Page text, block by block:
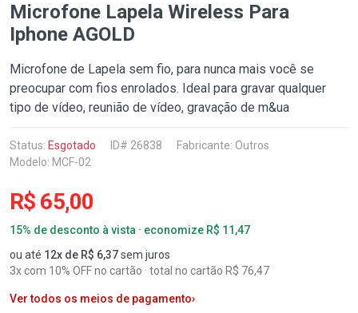
Microfone Lapela Wireless Para
Iphone AGOLD
Microfone de Lapela sem fio, para nunca mais você se
preocupar com fios enrolados. Ideal para gravar qualquer
tipo de vídeo, reunião de vídeo, gravação de m&ua
Status: Esgotado ID# 26838 Fabricante: Outros
Modelo: MCF-02
R$ 65,00
15% de desconto à vista · economize R$ 11,47
ou até 12x de R$ 6,37sem juros
3x com 10% OFF no cartão · total no cartão R$ 76,47
Ver todos os meios de pagamento›